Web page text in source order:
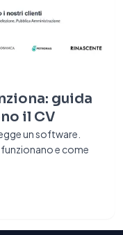
guida
il CV
un software.
funzionano e come